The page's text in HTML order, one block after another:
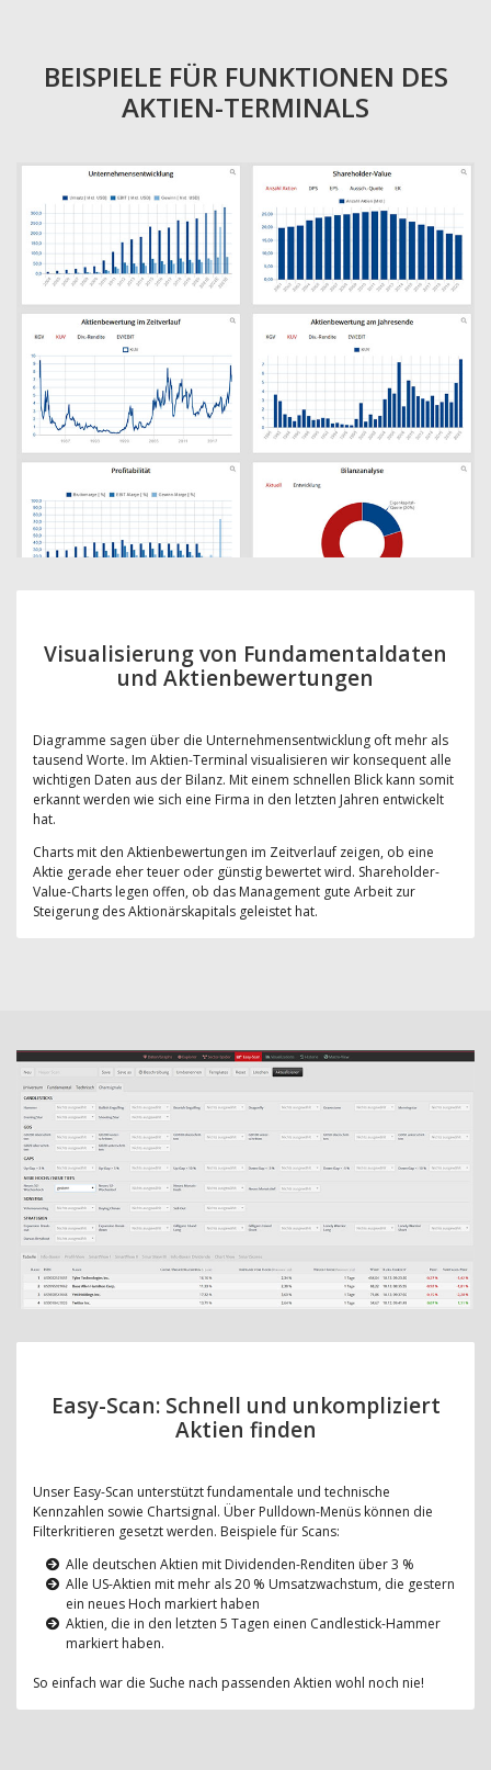
BEISPIELE FÜR FUNKTIONEN DES
AKTIEN-TERMINALS
Visualisierung von Fundamentaldaten
und Aktienbewertungen
Diagramme sagen über die Unternehmensentwicklung oft mehr als
tausend Worte. Im Aktien-Terminal visualisieren wir konsequent alle
wichtigen Daten aus der Bilanz. Mit einem schnellen Blick kann somit
erkannt werden wie sich eine Firma in den letzten Jahren entwickelt
hat.
Charts mit den Aktienbewertungen im Zeitverlauf zeigen, ob eine
Aktie gerade eher teuer oder günstig bewertet wird. Shareholder-
Value-Charts legen offen, ob das Management gute Arbeit zur
Steigerung des Aktionärskapitals geleistet hat.
Easy-Scan: Schnell und unkompliziert
Aktien finden
Unser Easy-Scan unterstützt fundamentale und technische
Kennzahlen sowie Chartsignal. Über Pulldown-Menüs können die
Filterkritieren gesetzt werden. Beispiele für Scans:
Alle deutschen Aktien mit Dividenden-Renditen über 3 %
Alle US-Aktien mit mehr als 20 % Umsatzwachstum, die gestern
ein neues Hoch markiert haben
Aktien, die in den letzten 5 Tagen einen Candlestick-Hammer
markiert haben.
So einfach war die Suche nach passenden Aktien wohl noch nie!